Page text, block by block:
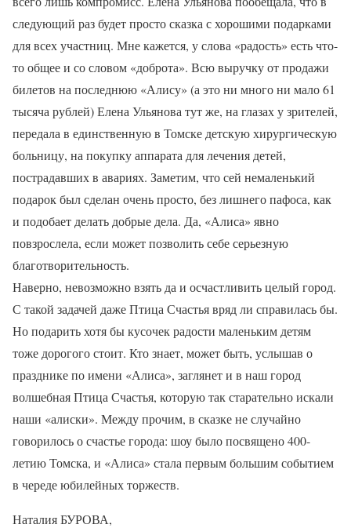
следующий раз будет просто сказка с хорошими подарками
для всех участниц. Мне кажется, у слова «радость» есть что-
то общее и со словом «доброта». Всю выручку от продажи
билетов на последнюю «Алису» (а это ни много ни мало 61
тысяча рублей) Елена Ульянова тут же, на глазах у зрителей,
передала в единственную в Томске детскую хирургическую
больницу, на покупку аппарата для лечения детей,
пострадавших в авариях. Заметим, что сей немаленький
подарок был сделан очень просто, без лишнего пафоса, как
и подобает делать добрые дела. Да, «Алиса» явно
повзрослела, если может позволить себе серьезную
благотворительность.
Наверно, невозможно взять да и осчастливить целый город.
С такой задачей даже Птица Счастья вряд ли справилась бы.
Но подарить хотя бы кусочек радости маленьким детям
тоже дорогого стоит. Кто знает, может быть, услышав о
празднике по имени «Алиса», заглянет и в наш город
волшебная Птица Счастья, которую так старательно искали
наши «алиски». Между прочим, в сказке не случайно
говорилось о счастье города: шоу было посвящено 400-
летию Томска, и «Алиса» стала первым большим событием
в череде юбилейных торжеств.
Наталия БУРОВА,